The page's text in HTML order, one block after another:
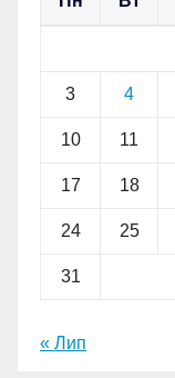
3 4
10 11
17 18
24 25
31
« Лип